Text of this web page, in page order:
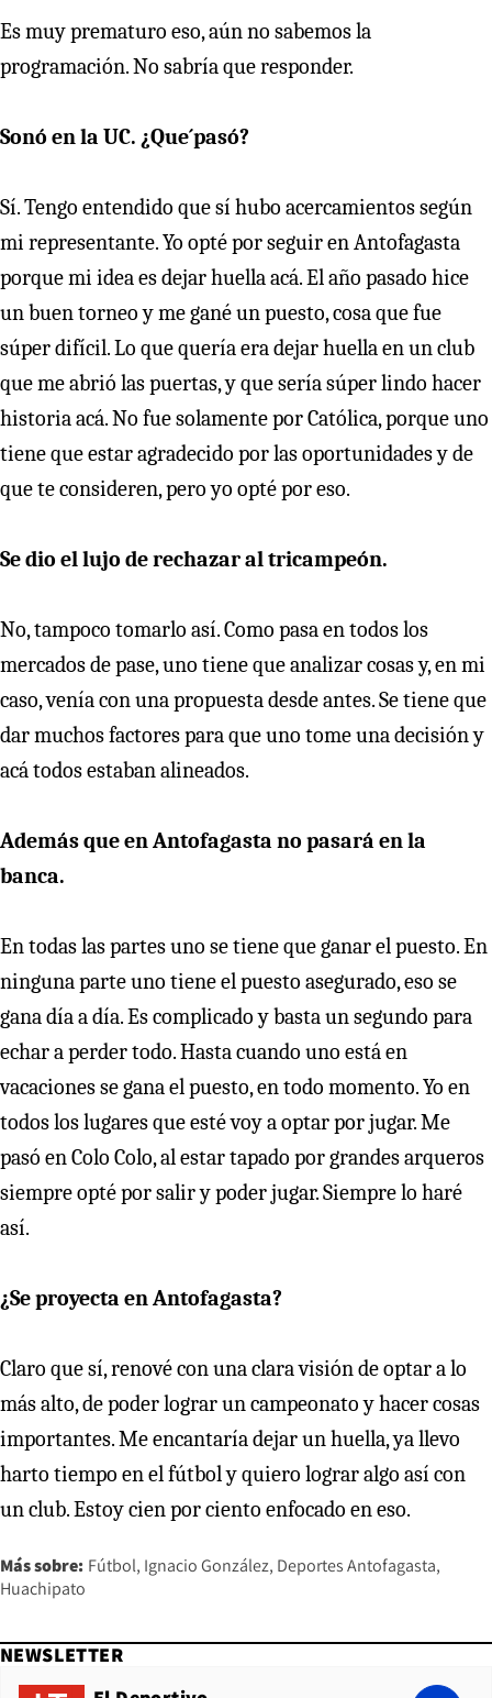
Es muy prematuro eso, aún no sabemos la
programación. No sabría que responder.
Sonó en la UC. ¿Que´pasó?
Sí. Tengo entendido que sí hubo acercamientos según
mi representante. Yo opté por seguir en Antofagasta
porque mi idea es dejar huella acá. El año pasado hice
un buen torneo y me gané un puesto, cosa que fue
súper difícil. Lo que quería era dejar huella en un club
que me abrió las puertas, y que sería súper lindo hacer
historia acá. No fue solamente por Católica, porque uno
tiene que estar agradecido por las oportunidades y de
que te consideren, pero yo opté por eso.
Se dio el lujo de rechazar al tricampeón.
No, tampoco tomarlo así. Como pasa en todos los
mercados de pase, uno tiene que analizar cosas y, en mi
caso, venía con una propuesta desde antes. Se tiene que
dar muchos factores para que uno tome una decisión y
acá todos estaban alineados.
Además que en Antofagasta no pasará en la
banca.
En todas las partes uno se tiene que ganar el puesto. En
ninguna parte uno tiene el puesto asegurado, eso se
gana día a día. Es complicado y basta un segundo para
echar a perder todo. Hasta cuando uno está en
vacaciones se gana el puesto, en todo momento. Yo en
todos los lugares que esté voy a optar por jugar. Me
pasó en Colo Colo, al estar tapado por grandes arqueros
siempre opté por salir y poder jugar. Siempre lo haré
así.
¿Se proyecta en Antofagasta?
Claro que sí, renové con una clara visión de optar a lo
más alto, de poder lograr un campeonato y hacer cosas
importantes. Me encantaría dejar un huella, ya llevo
harto tiempo en el fútbol y quiero lograr algo así con
un club. Estoy cien por ciento enfocado en eso.
Más sobre: Fútbol Ignacio González Deportes Antofagasta
Huachipato
NEWSLETTER